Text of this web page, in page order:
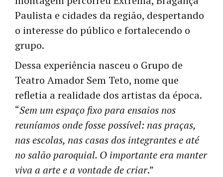
Paulista e cidades da região, despertando
o interesse do público e fortalecendo o
grupo.
Dessa experiência nasceu o Grupo de
Teatro Amador Sem Teto, nome que
refletia a realidade dos artistas da época.
“Sem um espaço fixo para ensaios nos
reuníamos onde fosse possível: nas praças,
nas escolas, nas casas dos integrantes e até
no salão paroquial. O importante era manter
viva a arte e a vontade de criar.”